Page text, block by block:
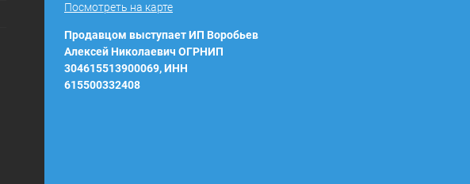
Посмотреть на карте
Продавцом выступает ИП Воробьев
Алексей Николаевич ОГРНИП
304615513900069, ИНН
615500332408